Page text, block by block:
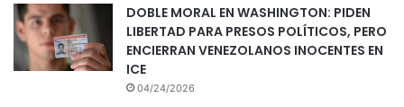
DOBLE MORAL EN WASHINGTON: PIDEN
LIBERTAD PARA PRESOS POLÍTICOS, PERO
ENCIERRAN VENEZOLANOS INOCENTES EN
ICE
04/24/2026